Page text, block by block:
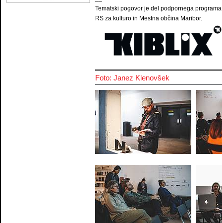
Tematski pogovor je del podpornega
RS za kulturo in Mestna občina Maribor.
Foto: Janez Klenovšek